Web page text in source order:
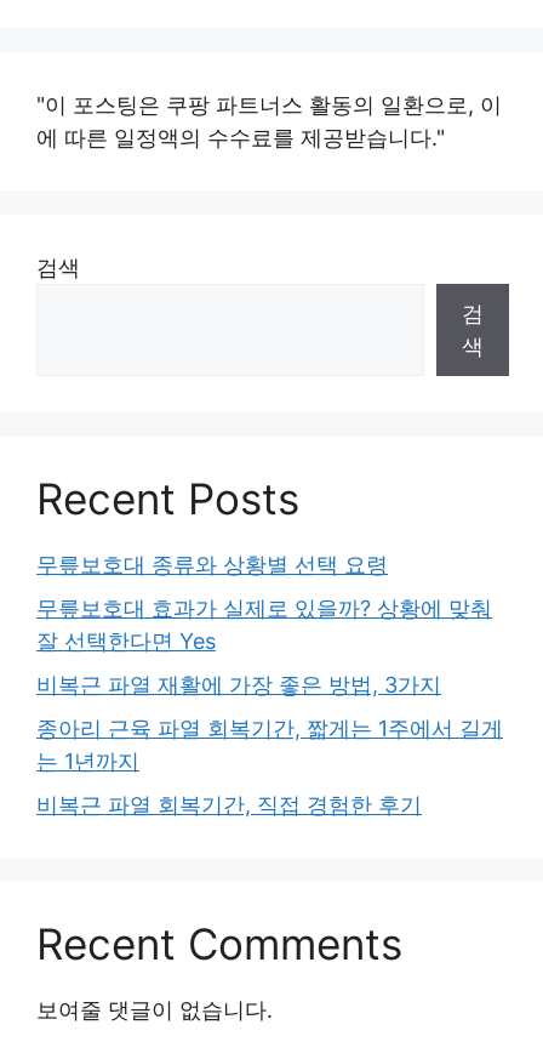
"이 포스팅은 쿠팡 파트너스 활동의 일환으로, 이
에 따른 일정액의 수수료를 제공받습니다."
검색
검
색
Recent Posts
무릎보호대 종류와 상황별 선택 요령
무릎보호대 효과가 실제로 있을까? 상황에 맞춰
잘 선택한다면 Yes
비복근 파열 재활에 가장 좋은 방법, 3가지
종아리 근육 파열 회복기간, 짧게는 1주에서 길게
는 1년까지
비복근 파열 회복기간, 직접 경험한 후기
Recent Comments
보여줄 댓글이 없습니다.